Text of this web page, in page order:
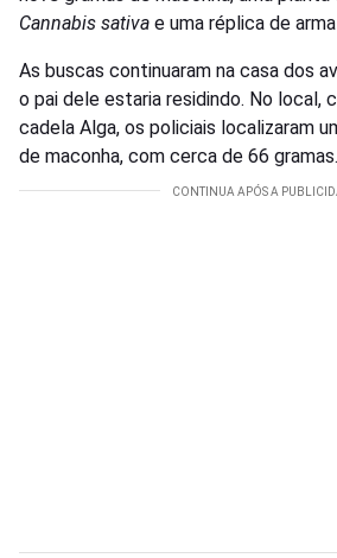
Cannabis sativa e uma réplica de
As buscas continuaram na casa dos
o pai dele estaria residindo. No local,
cadela Alga, os policiais localizaram
de maconha, com cerca de 66 gramas.